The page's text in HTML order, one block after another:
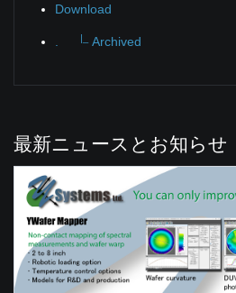
Download
|_ Archived
最新ニュースとお知らせ